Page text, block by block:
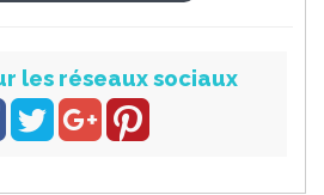
les réseaux sociaux